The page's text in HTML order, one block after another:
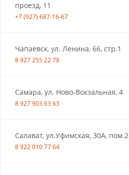
проезд, 11
+7 (927) 687-16-67
Чапаевск, ул. Ленина, 66, стр.1
8 927 255 22 78
Самара, ул. Ново-Вокзальная, 4
8 927 903 63 63
Салават, ул.Уфимская, 30А, пом.2
8 922 010 77 64